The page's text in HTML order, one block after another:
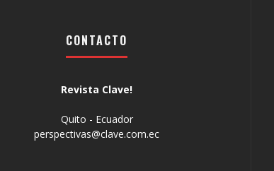
CONTACTO
Revista Clave!
Quito - Ecuador
perspectivas@clave.com.ec